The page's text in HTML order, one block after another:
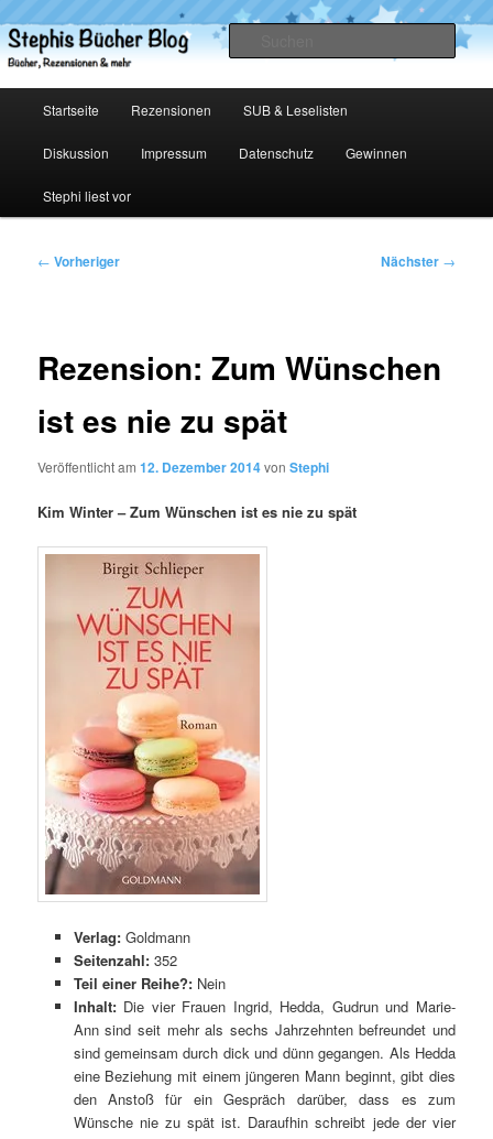
primären
Inhalt
Stephis Bücher Blog
Startseite Rezensionen SUB & Leselisten
Diskussion Impressum Datenschutz Gewinnen
Stephi liest vor
Beitragsnavigation
← Vorheriger Nächster →
Rezension: Zum Wünschen
ist es nie zu spät
Veröffentlicht am12. Dezember 2014vonStephi
Kim Winter – Zum Wünschen ist es nie zu spät
Verlag: Goldmann
Seitenzahl: 352
Teil einer Reihe?: Nein
Inhalt: Die vier Frauen Ingrid, Hedda, Gudrun und Marie-
Ann sind seit mehr als sechs Jahrzehnten befreundet und
sind gemeinsam durch dick und dünn gegangen. Als Hedda
eine Beziehung mit einem jüngeren Mann beginnt, gibt dies
den Anstoß für ein Gespräch darüber, dass es zum
Wünsche nie zu spät ist. Daraufhin schreibt jede der vier